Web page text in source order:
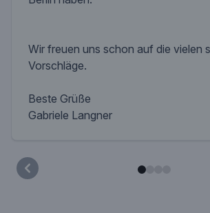
Wir freuen uns schon auf die vielen
Vorschläge.
Beste Grüße
Gabriele Langner